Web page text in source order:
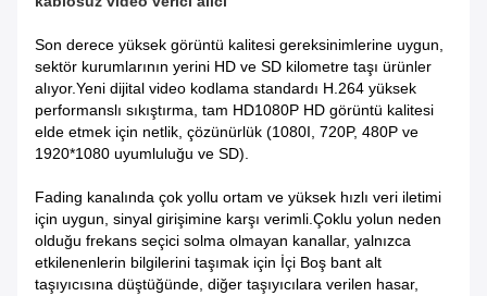
Son derece yüksek görüntü kalitesi gereksinimlerine uygun,
sektör kurumlarının yerini HD ve SD kilometre taşı ürünler
alıyor.Yeni dijital video kodlama standardı H.264 yüksek
performanslı sıkıştırma, tam HD1080P HD görüntü kalitesi
elde etmek için netlik, çözünürlük (1080I, 720P, 480P ve
1920*1080 uyumluluğu ve SD).
Fading kanalında çok yollu ortam ve yüksek hızlı veri iletimi
için uygun, sinyal girişimine karşı verimli.Çoklu yolun neden
olduğu frekans seçici solma olmayan kanallar, yalnızca
etkilenenlerin bilgilerini taşımak için İçi Boş bant alt
taşıyıcısına düştüğünde, diğer taşıyıcılara verilen hasar,